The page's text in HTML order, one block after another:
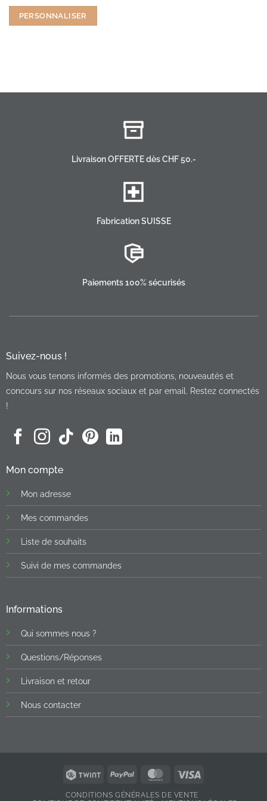
initial
était :
CHF 9.90.
actuel
est :
CHF 8.50.
PERSONNALISER
Livraison OFFERTE dès CHF 50.-
Fabrication SUISSE
Paiements 100% sécurisés
Suivez-nous !
Nous vous tenons informés des promotions, nouveautés et
concours sur nos réseaux sociaux et par email. Restez connectés
!
Mon compte
Mon adresse
Mes commandes
Liste de souhaits
Suivi de mes commandes
Informations
Qui sommes nous ?
Questions/Réponses
Livraison et retour
Nous contacter
Twint PayPal MasterCard
Visa
CONDITIONS GÉNÉRALES DE VENTE